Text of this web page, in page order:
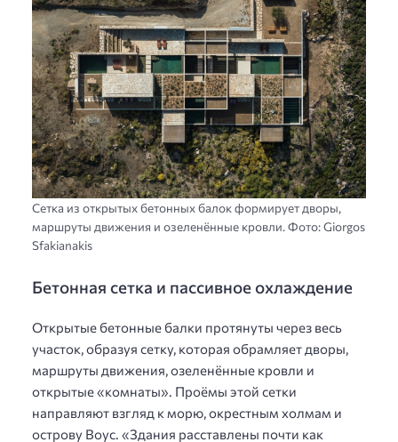
Сетка из открытых бетонных балок формирует дворы,
маршруты движения и озеленённые кровли. Фото: Giorgos
Sfakianakis
Бетонная сетка и пассивное охлаждение
Открытые бетонные балки протянуты через весь
участок, образуя сетку, которая обрамляет дворы,
маршруты движения, озеленённые кровли и
открытые «комнаты». Проёмы этой сетки
направляют взгляд к морю, окрестным холмам и
острову Воус. «Здания расставлены почти как